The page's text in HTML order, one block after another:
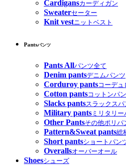
Cardigansカーディガン
Sweaterセーター
Knit vestニットベスト
Pantsパンツ
Pants Allパンツ全て
Denim pantsデニムパンツ
Corduroy pantsコーデュ
Cotton pantsコットンパ
Slacks pantsスラックスパ
Military pants ミリタリー
Other Pantsその他ポリパ
Pattern&Sweat pants総
Short pantsショートパン
Overallsオーバーオール
Shoesシューズ